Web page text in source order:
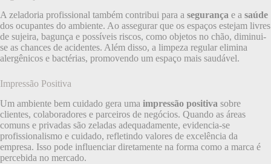
A zeladoria profissional também contribui para a segurança e a saúde
dos ocupantes do ambiente. Ao assegurar que os espaços estejam livres
de sujeira, bagunça e possíveis riscos, como objetos no chão, diminui-
se as chances de acidentes. Além disso, a limpeza regular elimina
alergênicos e bactérias, promovendo um espaço mais saudável.
Impressão Positiva
Um ambiente bem cuidado gera uma impressão positiva sobre
clientes, colaboradores e parceiros de negócios. Quando as áreas
comuns e privadas são zeladas adequadamente, evidencia-se
profissionalismo e cuidado, refletindo valores de excelência da
empresa. Isso pode influenciar diretamente na forma como a marca é
percebida no mercado.